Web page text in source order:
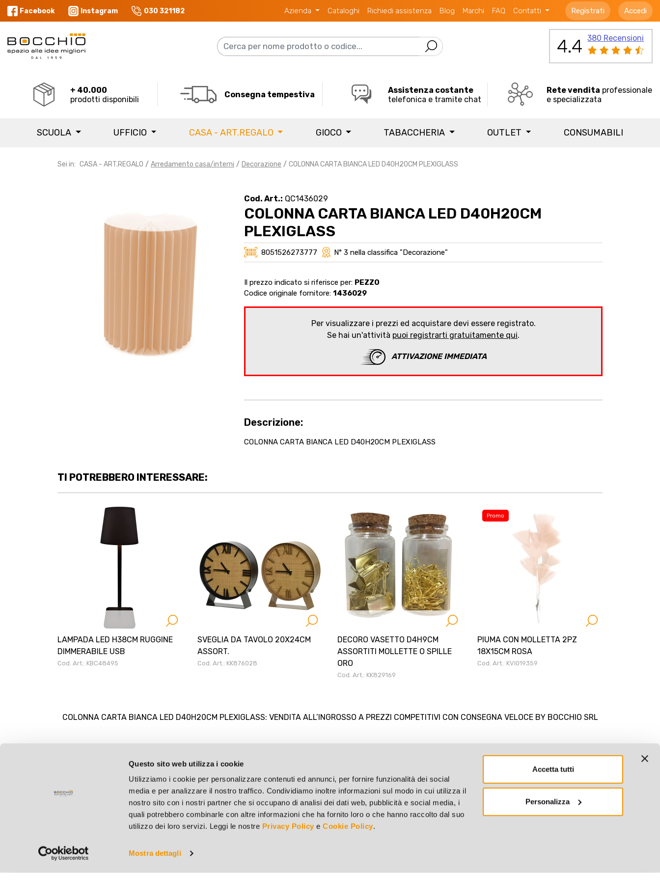
Questo sito web utilizza i cookie
Utilizziamo i cookie per personalizzare contenuti ed annunci, per fornire funzionalità dei social
media e per analizzare il nostro traffico. Condividiamo inoltre informazioni sul modo in cui utilizza il
nostro sito con i nostri partner che si occupano di analisi dei dati web, pubblicità e social media, i
quali potrebbero combinarle con altre informazioni che ha fornito loro o che hanno raccolto dal suo
utilizzo dei loro servizi. Leggi le nostre Privacy Policy eCookie Policy.
Mostra dettagli
Accetta tutti
Personalizza
Facebook Instagram 030 321182 Azienda Cataloghi Richiedi assistenza Blog Marchi FAQ Contatti Registrati Accedi
4.4 380 Recensioni
+ 40.000
prodotti disponibili
Consegna tempestiva
Assistenza costante
telefonica e tramite chat
Rete vendita professionale
e specializzata
SCUOLA UFFICIO CASA - ART.REGALO GIOCO TABACCHERIA OUTLET CONSUMABILI
Sei in: CASA - ART.REGALO Arredamento casa/interni Decorazione COLONNA CARTA BIANCA LED D40H20CM PLEXIGLASS
Cod. Art.: QC1436029
COLONNA CARTA BIANCA LED D40H20CM
PLEXIGLASS
8051526273777 N° 3 nella classifica "Decorazione"
Il prezzo indicato si riferisce per: PEZZO
Codice originale fornitore: 1436029
Per visualizzare i prezzi ed acquistare devi essere registrato.
Se hai un'attività puoi registrarti gratuitamente qui.
ATTIVAZIONE IMMEDIATA
Descrizione:
COLONNA CARTA BIANCA LED D40H20CM PLEXIGLASS
TI POTREBBERO INTERESSARE:
LAMPADA LED H38CM RUGGINE
DIMMERABILE USB
Cod. Art.: KBC48495
SVEGLIA DA TAVOLO 20X24CM
ASSORT.
Cod. Art.: KK876028
DECORO VASETTO D4H9CM
ASSORTITI MOLLETTE O SPILLE
ORO
Cod. Art.: KK829169
Promo
PIUMA CON MOLLETTA 2PZ
18X15CM ROSA
Cod. Art.: KVI019359
COLONNA CARTA BIANCA LED D40H20CM PLEXIGLASS: VENDITA ALL’INGROSSO A PREZZI COMPETITIVI CON CONSEGNA VELOCE BY BOCCHIO SRL